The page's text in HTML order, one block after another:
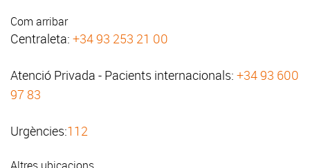
Com arribar
Centraleta: +34 93 253 21 00
Atenció Privada - Pacients internacionals: +34 93 600
97 83
Urgències:112
Altres ubicacions